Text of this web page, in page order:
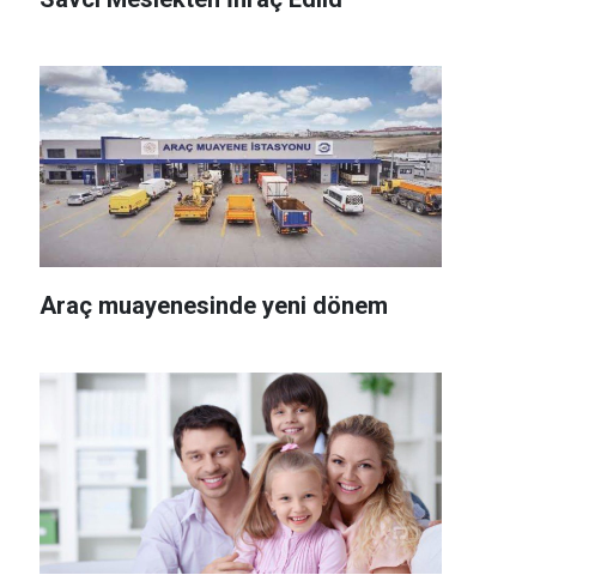
Araç muayenesinde yeni dönem